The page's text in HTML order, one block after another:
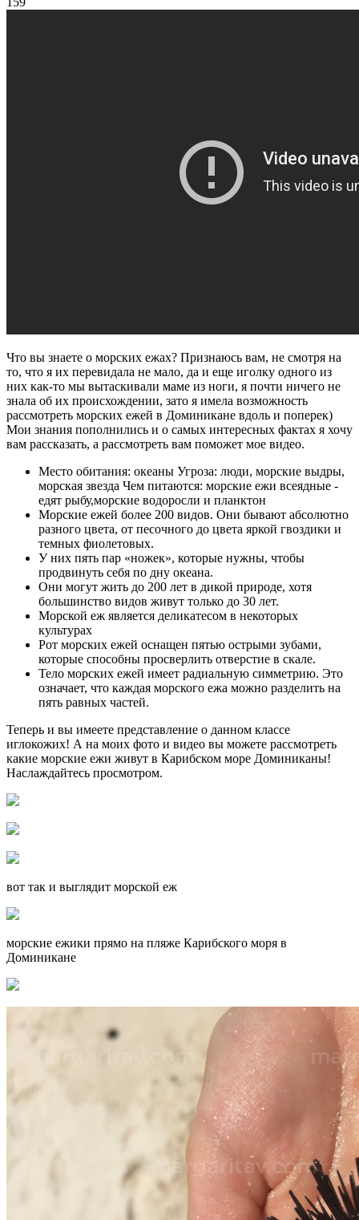
Что вы знаете о морских ежах? Признаюсь вам, не смотря на
то, что я их перевидала не мало, да и еще иголку одного из
них как-то мы вытаскивали маме из ноги, я почти ничего не
знала об их происхождении, зато я имела возможность
рассмотреть морских ежей в Доминикане вдоль и поперек)
Мои знания пополнились и о самых интересных фактах я хочу
вам рассказать, а рассмотреть вам поможет мое видео.
Место обитания: океаны Угроза: люди, морские выдры,
морская звезда Чем питаются: морские ежи всеядные -
едят рыбу,морские водоросли и планктон
Морские ежей более 200 видов. Они бывают абсолютно
разного цвета, от песочного до цвета яркой гвоздики и
темных фиолетовых.
У них пять пар «ножек», которые нужны, чтобы
продвинуть себя по дну океана.
Они могут жить до 200 лет в дикой природе, хотя
большинство видов живут только до 30 лет.
Морской еж является деликатесом в некоторых
культурах
Рот морских ежей оснащен пятью острыми зубами,
которые способны просверлить отверстие в скале.
Тело морских ежей имеет радиальную симметрию. Это
означает, что каждая морского ежа можно разделить на
пять равных частей.
Теперь и вы имеете представление о данном классе
иглокожих! А на моих фото и видео вы можете рассмотреть
какие морские ежи живут в Карибском море Доминиканы!
Наслаждайтесь просмотром.
вот так и выглядит морской еж
морские ежики прямо на пляже Карибского моря в
Доминикане